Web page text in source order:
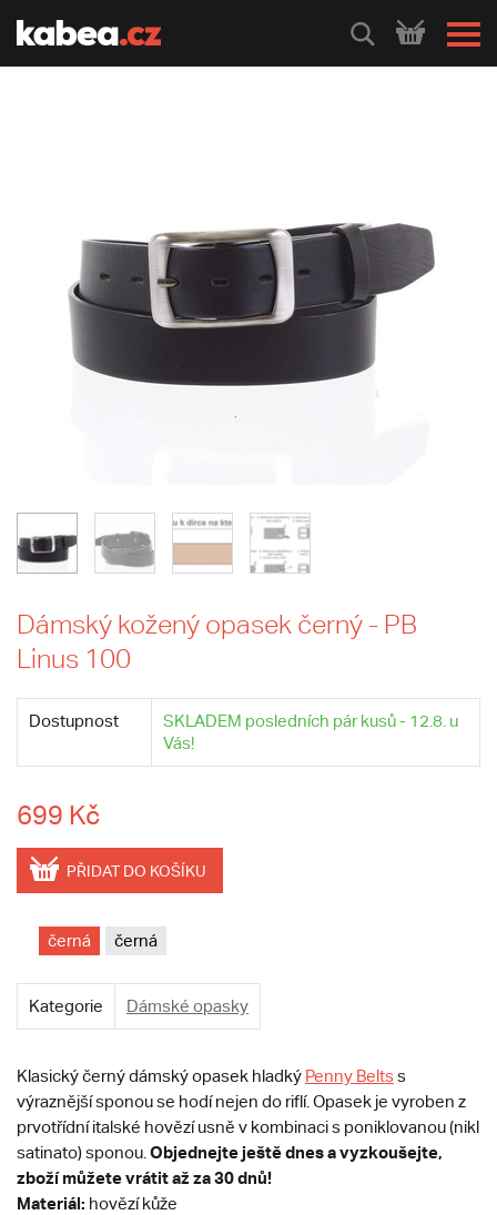
HLEDEJ
Dámský kožený opasek černý - PB
Linus 100
Dostupnost
SKLADEM posledních pár kusů - 12.8. u
Vás!
699 Kč
PŘIDAT DO KOŠÍKU
černá černá
Kategorie Dámské opasky
Klasický černý dámský opasek hladký Penny Belts s
výraznější sponou se hodí nejen do riflí. Opasek je vyroben z
prvotřídní italské hovězí usně v kombinaci s poniklovanou (nikl
satinato) sponou. Objednejte ještě dnes a vyzkoušejte,
zboží můžete vrátit až za 30 dnů!
Materiál: hovězí kůže